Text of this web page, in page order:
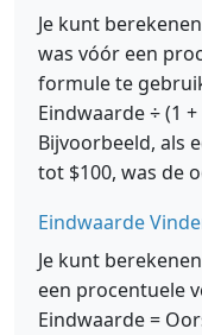
Je kunt
was vóór een
formule te
Eindwaarde ÷ (1
Bijvoorbeeld, als
tot $100, was de
Eindwaarde
Je kunt
een procentuele
Eindwaarde =